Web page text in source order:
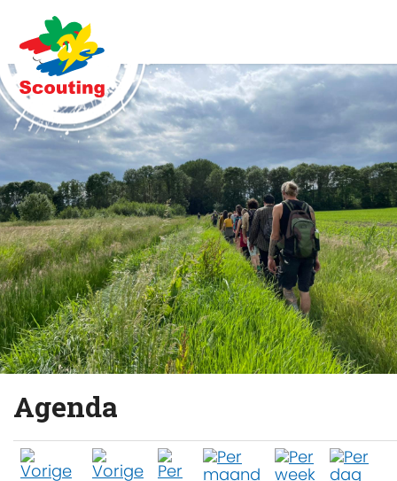
Agenda